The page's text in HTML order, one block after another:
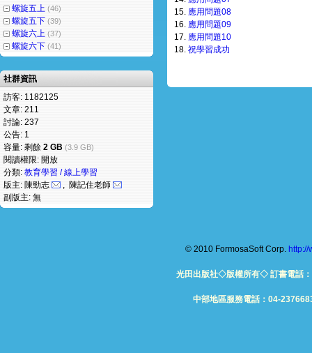
螺旋五上 (46)
螺旋五下 (39)
螺旋六上 (37)
螺旋六下 (41)
社群資訊
訪客: 1182125
文章: 211
討論: 237
公告: 1
容量: 剩餘 2 GB (3.9 GB)
閱讀權限: 開放
分類: 教育學習 / 線上學習
版主: 陳勁志
, 陳記住老師
副版主: 無
15. 應用問題08
16. 應用問題09
17. 應用問題10
18. 祝學習成功
© 2010 FormosaSoft Corp. http://
光田出版社◇版權所有◇ 訂書電話
中部地區服務電話：04-